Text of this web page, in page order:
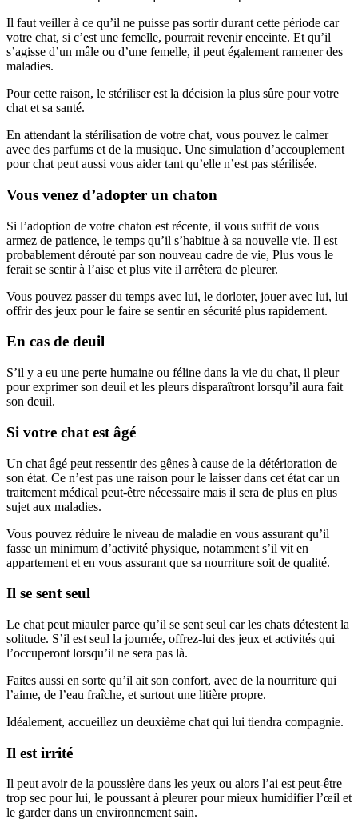
Il faut veiller à ce qu’il ne puisse pas sortir durant cette période car
votre chat, si c’est une femelle, pourrait revenir enceinte. Et qu’il
s’agisse d’un mâle ou d’une femelle, il peut également ramener des
maladies.
Pour cette raison, le stériliser est la décision la plus sûre pour votre
chat et sa santé.
En attendant la stérilisation de votre chat, vous pouvez le calmer
avec des parfums et de la musique. Une simulation d’accouplement
pour chat peut aussi vous aider tant qu’elle n’est pas stérilisée.
Vous venez d’adopter un chaton
Si l’adoption de votre chaton est récente, il vous suffit de vous
armez de patience, le temps qu’il s’habitue à sa nouvelle vie. Il est
probablement dérouté par son nouveau cadre de vie, Plus vous le
ferait se sentir à l’aise et plus vite il arrêtera de pleurer.
Vous pouvez passer du temps avec lui, le dorloter, jouer avec lui, lui
offrir des jeux pour le faire se sentir en sécurité plus rapidement.
En cas de deuil
S’il y a eu une perte humaine ou féline dans la vie du chat, il pleur
pour exprimer son deuil et les pleurs disparaîtront lorsqu’il aura fait
son deuil.
Si votre chat est âgé
Un chat âgé peut ressentir des gênes à cause de la détérioration de
son état. Ce n’est pas une raison pour le laisser dans cet état car un
traitement médical peut-être nécessaire mais il sera de plus en plus
sujet aux maladies.
Vous pouvez réduire le niveau de maladie en vous assurant qu’il
fasse un minimum d’activité physique, notamment s’il vit en
appartement et en vous assurant que sa nourriture soit de qualité.
Il se sent seul
Le chat peut miauler parce qu’il se sent seul car les chats détestent la
solitude. S’il est seul la journée, offrez-lui des jeux et activités qui
l’occuperont lorsqu’il ne sera pas là.
Faites aussi en sorte qu’il ait son confort, avec de la nourriture qui
l’aime, de l’eau fraîche, et surtout une litière propre.
Idéalement, accueillez un deuxième chat qui lui tiendra compagnie.
Il est irrité
Il peut avoir de la poussière dans les yeux ou alors l’ai est peut-être
trop sec pour lui, le poussant à pleurer pour mieux humidifier l’œil et
le garder dans un environnement sain.